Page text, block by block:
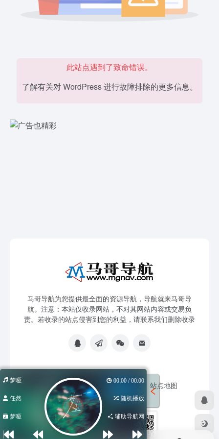
此站点遇到了致命错误。
了解有关对 WordPress 进行故障排除的更多信息。
马哥导航为您提供最全面的资源导航，导航就来马哥导
航。注意：本站仅收录网站，不对其网站内容或交易负
责。若收录的站点侵害到您的利益，请联系我们删除收录
免责声明 友链申请 网站提交 站点地图
梦哑 00:00 / 00:00
任然 随机播放
梦哑 辅助导航网